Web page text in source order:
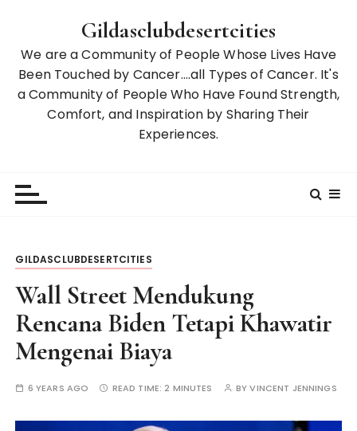
Gildasclubdesertcities
We are a Community of People Whose Lives Have
Been Touched by Cancer….all Types of Cancer. It's
a Community of People Who Have Found Strength,
Comfort, and Inspiration by Sharing Their
Experiences.
GILDASCLUBDESERTCITIES
Wall Street Mendukung
Rencana Biden Tetapi Khawatir
Mengenai Biaya
6 YEARS AGO READ TIME:2 MINUTES BYVINCENT JENNINGS